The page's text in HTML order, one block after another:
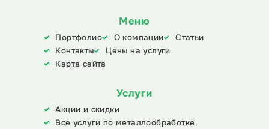
Меню
Портфолио О компании
Статьи
Контакты
Цены на услуги
Карта сайта
Услуги
Акции и скидки
Все услуги по металлообработке